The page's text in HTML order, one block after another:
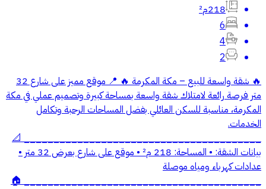
218م²
6
4
2
🔥 شقة واسعة للبيع – مكة المكرمة 🔥 📍 موقع مميز على شارع 32
متر فرصة رائعة لامتلاك شقة واسعة بمساحة كبيرة وتصميم عملي في مكة
المكرمة، مناسبة للسكن العائلي بفضل المساحات الرحبة وتكامل
الخدمات.
________________________________________ 📐
بيانات الشقة: • المساحة: 218 م² • موقع على شارع بعرض 32 متر •
عدادات كهرباء ومياه موصلة
________________________________________ 🏠